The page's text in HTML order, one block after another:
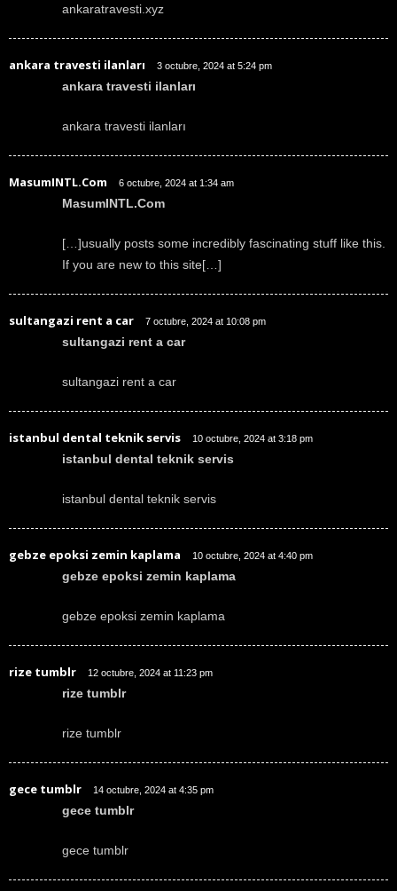
ankaratravesti.xyz
ankara travesti ilanları 3 octubre, 2024 at 5:24 pm
ankara travesti ilanları
ankara travesti ilanları
MasumINTL.Com 6 octubre, 2024 at 1:34 am
MasumINTL.Com
[…]usually posts some incredibly fascinating stuff like this.
If you are new to this site[…]
sultangazi rent a car 7 octubre, 2024 at 10:08 pm
sultangazi rent a car
sultangazi rent a car
istanbul dental teknik servis 10 octubre, 2024 at 3:18 pm
istanbul dental teknik servis
istanbul dental teknik servis
gebze epoksi zemin kaplama 10 octubre, 2024 at 4:40 pm
gebze epoksi zemin kaplama
gebze epoksi zemin kaplama
rize tumblr 12 octubre, 2024 at 11:23 pm
rize tumblr
rize tumblr
gece tumblr 14 octubre, 2024 at 4:35 pm
gece tumblr
gece tumblr